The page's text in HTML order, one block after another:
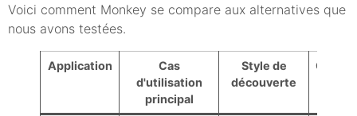
Voici comment Monkey se compare aux alternatives que
nous avons testées.
Application
Cas
d'utilisation
principal
Style de
découverte